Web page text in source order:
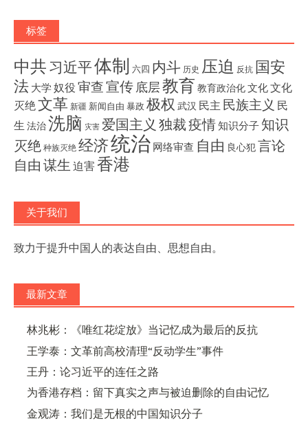
标签
中共习近平体制 六四 内斗 历史 压迫 反抗 国安
法 大学 奴役 审查宣传底层教育 教育政治化文化文化
灭绝文革 新疆 新闻自由 暴政 极权 武汉 民主 民族主义 民
生 法治洗脑 灾害 爱国主义 独裁疫情知识分子 知识
灭绝 种族灭绝 经济统治 网络审查 自由 良心犯言论
自由 谋生 迫害香港
关于我们
致力于提升中国人的表达自由、思想自由。
最新文章
林兆彬：《唯红花绽放》当记忆成为最后的反抗
王学泰：文革前高校清理“反动学生”事件
王丹：论习近平的连任之路
为香港存档：留下真实之声与被迫删除的自由记忆
金观涛：我们是无根的中国知识分子